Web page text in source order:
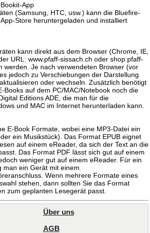
App
(Samsung, HTC, usw.) kann die Bluefire-
Store heruntergeladen und installiert
kann direkt aus dem Browser (Chrome, IE,
URL: www.pfaff-sissach.ch oder shop.pfaff-
werden. Je nach verwendeten Browser (vor
jedoch zu Verschiebungen der Darstellung
oder wechseln. Zusätzlich benötigt
Books auf dem PC/MAC/Notebook noch die
Editions ADE, die man für die
und MAC im Internet herunterladen kann.
E-Book Formate, wobei eine MP3-Datei ein
ein Musikstück). Das Format EPUB eignet
auf einem eReader, da sich der Text an die
Das Format PDF lässt sich gut auf einem
weniger gut auf einem eReader. Für ein
man ein Gerät mit einem
Wenn mehrere Formate eines
stehen, dann sollten Sie das Format
zum geplanten Lesegerät passt.
Über uns
AGB